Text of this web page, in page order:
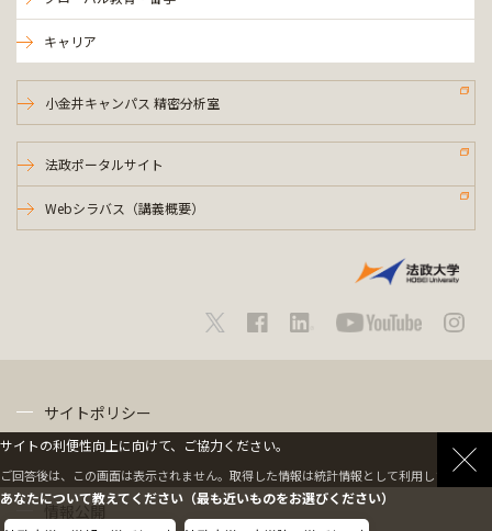
キャリア
小金井キャンパス 精密分析室
法政ポータルサイト
Webシラバス（講義概要）
サイトポリシー
情報公開
サイトの利便性向上に向けて、ご協力ください。
ご回答後は、この画面は表示されません。取得した情報は統計情報として利用します。
あなたについて教えてください（最も近いものをお選びください）